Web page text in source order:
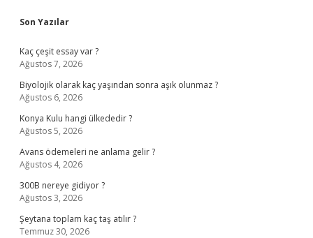
Sidebar
Son Yazılar
Kaç çeşit essay var ?
Ağustos 7, 2026
Biyolojik olarak kaç yaşından sonra aşık olunmaz ?
Ağustos 6, 2026
Konya Kulu hangi ülkededir ?
Ağustos 5, 2026
Avans ödemeleri ne anlama gelir ?
Ağustos 4, 2026
300B nereye gidiyor ?
Ağustos 3, 2026
Şeytana toplam kaç taş atılır ?
Temmuz 30, 2026